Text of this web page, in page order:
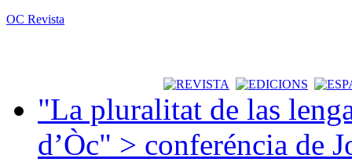
OC Revista
"La pluralitat de las
d’Òc" > conferéncia de